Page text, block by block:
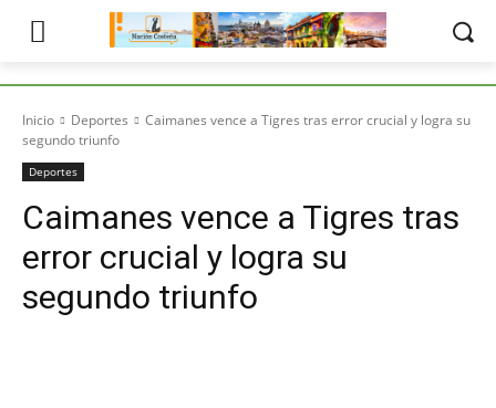
Inicio Deportes
Caimanes vence a Tigres tras error crucial y logra su
segundo triunfo
Deportes
Caimanes vence a Tigres tras
error crucial y logra su
segundo triunfo